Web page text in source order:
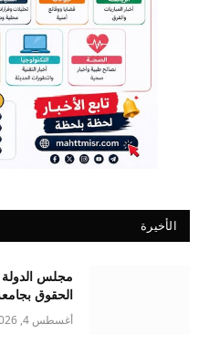
الأخيرة
مجلس
الحقوق
أغسطس 4, 2026